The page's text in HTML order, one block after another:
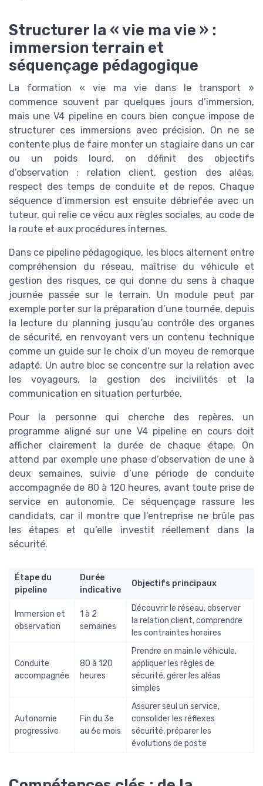
Structurer la « vie ma vie » :
immersion terrain et
séquençage pédagogique
La formation « vie ma vie dans le transport »
commence souvent par quelques jours d’immersion,
mais une V4 pipeline en cours bien conçue impose de
structurer ces immersions avec précision. On ne se
contente plus de faire monter un stagiaire dans un car
ou un poids lourd, on définit des objectifs
d’observation : relation client, gestion des aléas,
respect des temps de conduite et de repos. Chaque
séquence d’immersion est ensuite débriefée avec un
tuteur, qui relie ce vécu aux règles sociales, au code de
la route et aux procédures internes.
Dans ce pipeline pédagogique, les blocs alternent entre
compréhension du réseau, maîtrise du véhicule et
gestion des risques, ce qui donne du sens à chaque
journée passée sur le terrain. Un module peut par
exemple porter sur la préparation d’une tournée, depuis
la lecture du planning jusqu’au contrôle des organes
de sécurité, en renvoyant vers un contenu technique
comme un guide sur le choix d’un moyeu de remorque
adapté. Un autre bloc se concentre sur la relation avec
les voyageurs, la gestion des incivilités et la
communication en situation perturbée.
Pour la personne qui cherche des repères, un
programme aligné sur une V4 pipeline en cours doit
afficher clairement la durée de chaque étape. On
attend par exemple une phase d’observation de une à
deux semaines, suivie d’une période de conduite
accompagnée de 80 à 120 heures, avant toute prise de
service en autonomie. Ce séquençage rassure les
candidats, car il montre que l’entreprise ne brûle pas
les étapes et qu’elle investit réellement dans la
sécurité.
Étape du
pipeline
Durée
indicative
Objectifs principaux
Immersion et
observation
1 à 2
semaines
Découvrir le réseau, observer
la relation client, comprendre
les contraintes horaires
Conduite
accompagnée
80 à 120
heures
Prendre en main le véhicule,
appliquer les règles de
sécurité, gérer les aléas
simples
Autonomie
progressive
Fin du 3e
au 6e mois
Assurer seul un service,
consolider les réflexes
sécurité, préparer les
évolutions de poste